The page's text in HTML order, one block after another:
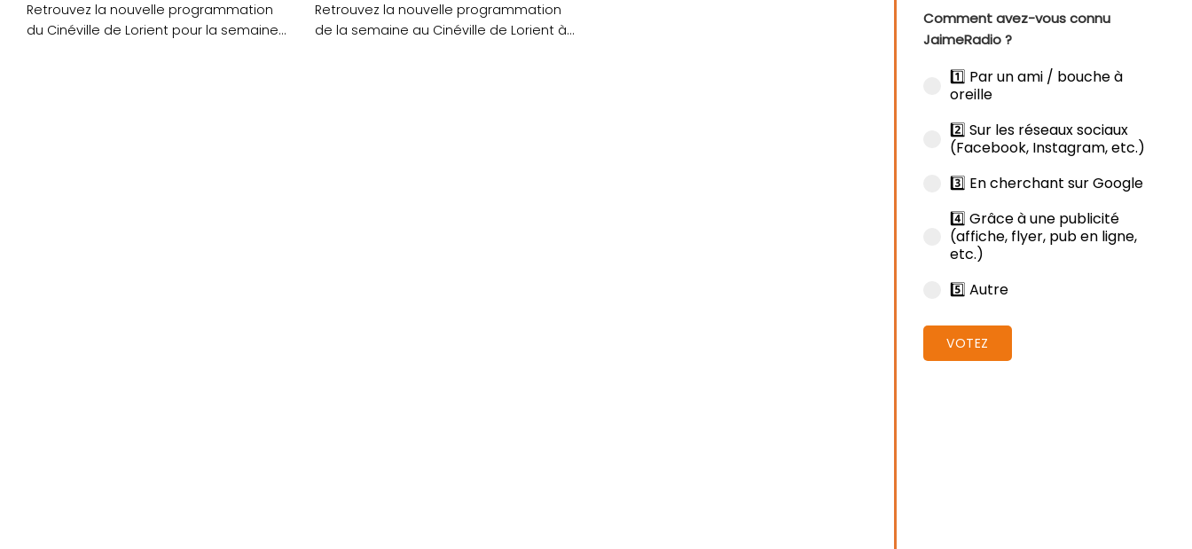
Retrouvez la nouvelle programmation
du Cinéville de Lorient pour la semaine
Retrouvez la nouvelle programmation
de la semaine au Cinéville de Lorient à
Comment avez-vous connu
JaimeRadio ?
1️⃣ Par un ami / bouche à
oreille
2️⃣ Sur les réseaux sociaux
(Facebook, Instagram, etc.)
3️⃣ En cherchant sur Google
4️⃣ Grâce à une publicité
(affiche, flyer, pub en ligne,
etc.)
5️⃣ Autre
VOTEZ